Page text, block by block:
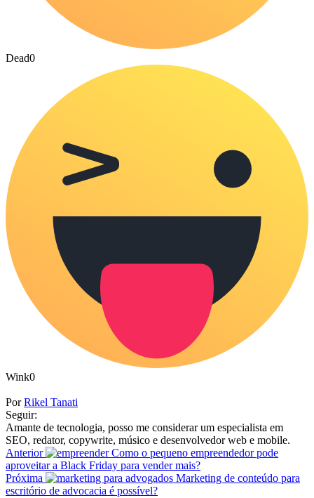
Dead0
Wink0
Por Rikel Tanati
Seguir:
Amante de tecnologia, posso me considerar um especialista em
SEO, redator, copywrite, músico e desenvolvedor web e mobile.
Anterior
Como o pequeno empreendedor pode
aproveitar a Black Friday para vender mais?
Próxima
Marketing de conteúdo para
escritório de advocacia é possível?